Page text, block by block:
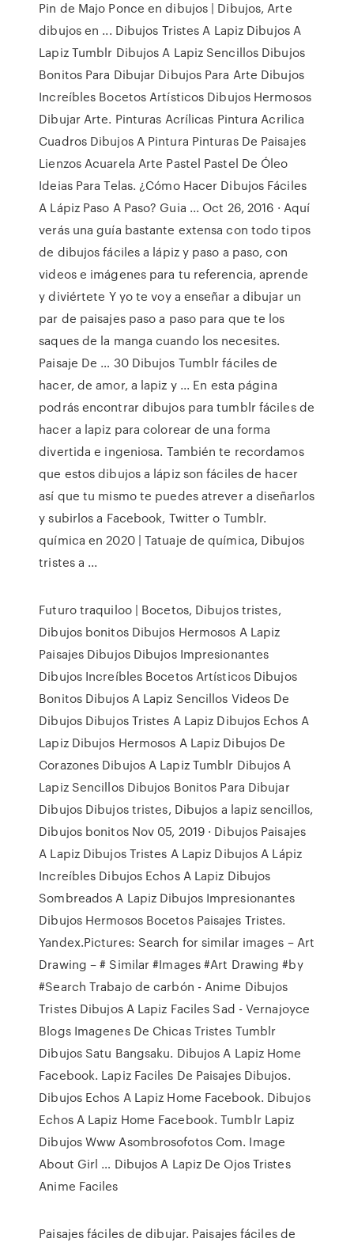
Pin de Majo Ponce en dibujos | Dibujos, Arte
dibujos en ... Dibujos Tristes A Lapiz Dibujos A
Lapiz Tumblr Dibujos A Lapiz Sencillos Dibujos
Bonitos Para Dibujar Dibujos Para Arte Dibujos
Increíbles Bocetos Artísticos Dibujos Hermosos
Dibujar Arte. Pinturas Acrílicas Pintura Acrilica
Cuadros Dibujos A Pintura Pinturas De Paisajes
Lienzos Acuarela Arte Pastel Pastel De Óleo
Ideias Para Telas. ¿Cómo Hacer Dibujos Fáciles
A Lápiz Paso A Paso? Guia ... Oct 26, 2016 · Aquí
verás una guía bastante extensa con todo tipos
de dibujos fáciles a lápiz y paso a paso, con
videos e imágenes para tu referencia, aprende
y diviértete Y yo te voy a enseñar a dibujar un
par de paisajes paso a paso para que te los
saques de la manga cuando los necesites.
Paisaje De … 30 Dibujos Tumblr fáciles de
hacer, de amor, a lapiz y ... En esta página
podrás encontrar dibujos para tumblr fáciles de
hacer a lapiz para colorear de una forma
divertida e ingeniosa. También te recordamos
que estos dibujos a lápiz son fáciles de hacer
así que tu mismo te puedes atrever a diseñarlos
y subirlos a Facebook, Twitter o Tumblr.
química en 2020 | Tatuaje de química, Dibujos
tristes a ...
Futuro traquiloo | Bocetos, Dibujos tristes,
Dibujos bonitos Dibujos Hermosos A Lapiz
Paisajes Dibujos Dibujos Impresionantes
Dibujos Increíbles Bocetos Artísticos Dibujos
Bonitos Dibujos A Lapiz Sencillos Videos De
Dibujos Dibujos Tristes A Lapiz Dibujos Echos A
Lapiz Dibujos Hermosos A Lapiz Dibujos De
Corazones Dibujos A Lapiz Tumblr Dibujos A
Lapiz Sencillos Dibujos Bonitos Para Dibujar
Dibujos Dibujos tristes, Dibujos a lapiz sencillos,
Dibujos bonitos Nov 05, 2019 · Dibujos Paisajes
A Lapiz Dibujos Tristes A Lapiz Dibujos A Lápiz
Increíbles Dibujos Echos A Lapiz Dibujos
Sombreados A Lapiz Dibujos Impresionantes
Dibujos Hermosos Bocetos Paisajes Tristes.
Yandex.Pictures: Search for similar images – Art
Drawing – # Similar #Images #Art Drawing #by
#Search Trabajo de carbón - Anime Dibujos
Tristes Dibujos A Lapiz Faciles Sad - Vernajoyce
Blogs Imagenes De Chicas Tristes Tumblr
Dibujos Satu Bangsaku. Dibujos A Lapiz Home
Facebook. Lapiz Faciles De Paisajes Dibujos.
Dibujos Echos A Lapiz Home Facebook. Dibujos
Echos A Lapiz Home Facebook. Tumblr Lapiz
Dibujos Www Asombrosofotos Com. Image
About Girl … Dibujos A Lapiz De Ojos Tristes
Anime Faciles
Paisajes fáciles de dibujar. Paisajes fáciles de